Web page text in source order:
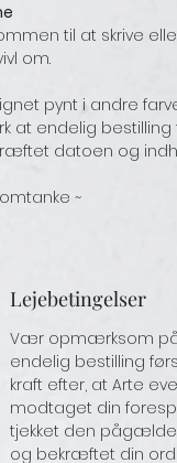
til at skrive
om.
pynt i andre
at endelig
datoen og
~
Lejebetingelser
Vær opmærksom
endelig bestilling
kraft efter, at Arte
modtaget din
tjekket den
og bekræftet din